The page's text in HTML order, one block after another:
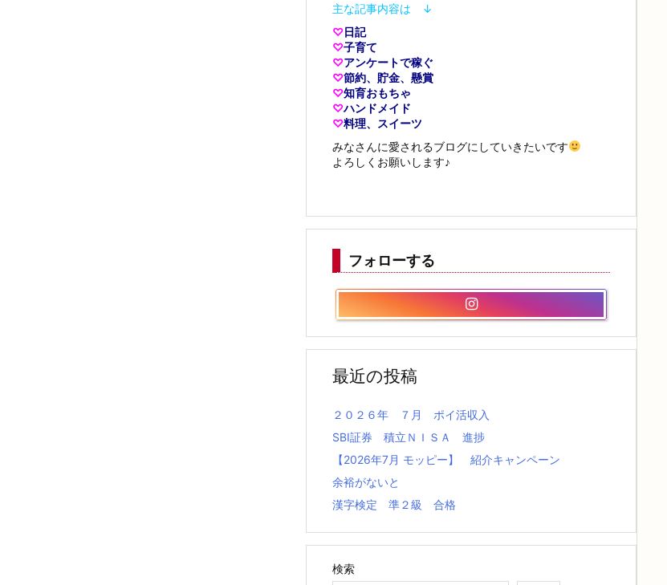
主な記事内容は ↓
♡日記
♡子育て
♡アンケートで稼ぐ
♡節約、貯金、懸賞
♡知育おもちゃ
♡ハンドメイド
♡料理、スイーツ
みなさんに愛されるブログにしていきたいです
よろしくお願いします♪
フォローする
最近の投稿
２０２６年 ７月 ポイ活収入
SBI証券 積立ＮＩＳＡ 進捗
【2026年7月 モッピー】 紹介キャンペーン
余裕がないと
漢字検定 準２級 合格
検索